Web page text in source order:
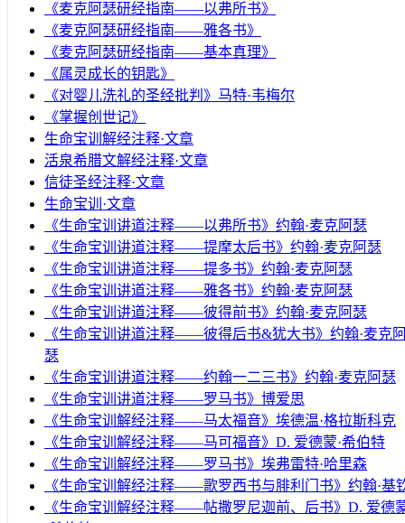
《麦克阿瑟研经指南——以弗所书》
《麦克阿瑟研经指南——雅各书》
《麦克阿瑟研经指南——基本真理》
《属灵成长的钥匙》
《对婴儿洗礼的圣经批判》马特·韦梅尔
《掌握创世记》
生命宝训解经注释·文章
活泉希腊文解经注释·文章
信徒圣经注释·文章
生命宝训·文章
《生命宝训讲道注释——以弗所书》约翰·麦克阿瑟
《生命宝训讲道注释——提摩太后书》约翰·麦克阿瑟
《生命宝训讲道注释——提多书》约翰·麦克阿瑟
《生命宝训讲道注释——雅各书》约翰·麦克阿瑟
《生命宝训讲道注释——彼得前书》约翰·麦克阿瑟
《生命宝训讲道注释——彼得后书&犹大书》约翰·麦克
瑟
《生命宝训讲道注释——约翰一二三书》约翰·麦克阿瑟
《生命宝训讲道注释——罗马书》博爱思
《生命宝训解经注释——马太福音》埃德温·格拉斯科克
《生命宝训解经注释——马可福音》D. 爱德蒙·希伯特
《生命宝训解经注释——罗马书》埃弗雷特·哈里森
《生命宝训解经注释——歌罗西书与腓利门书》约翰·基
《生命宝训解经注释——帖撒罗尼迦前、后书》D. 爱德